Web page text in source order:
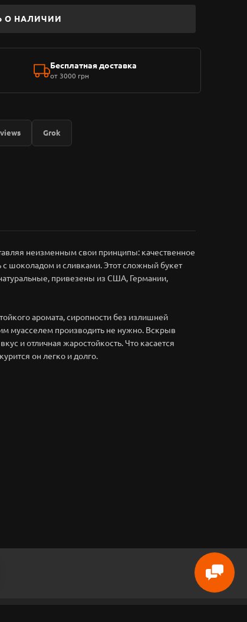
О НАЛИЧИИ
Бесплатная доставка
от 3000 грн
Grok
неизменным свои принципы: качественное
шоколадом и сливками. Этот сложный букет
привезены из США, Германии,
аромата, сиропности без излишней
муасселем производить не нужно. Вскрыв
и отличная жаростойкость. Что касается
он легко и долго.